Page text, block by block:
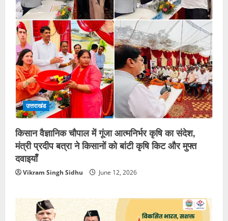
उत्तराखंड
किसान वैज्ञानिक चौपाल में गूंजा आत्मनिर्भर कृषि का संदेश,
मंत्री प्रदीप बत्रा ने किसानों को बांटी कृषि किट और मुफ्त
दवाइयाँ
Vikram Singh Sidhu June 12, 2026